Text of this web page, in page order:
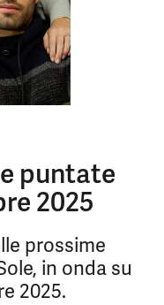
puntate
2025
prossime
in onda su
2025.